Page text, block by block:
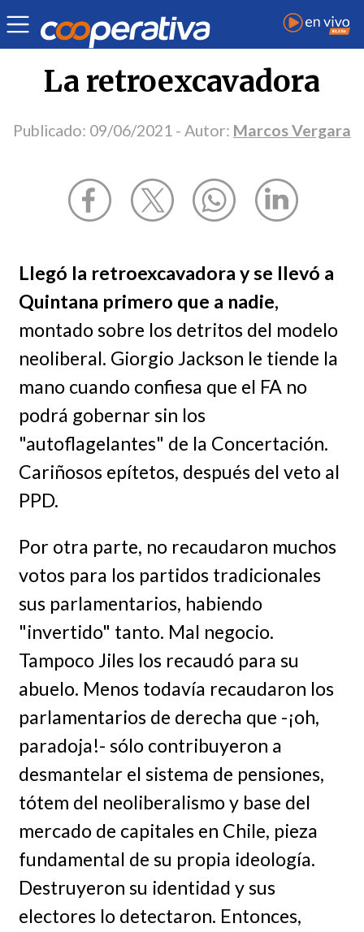
Opinión | Marcos Vergara
La retroexcavadora
Publicado: 09/06/2021 - Autor: Marcos Vergara
Llegó la retroexcavadora y se llevó a
Quintana primero que a nadie,
montado sobre los detritos del modelo
neoliberal. Giorgio Jackson le tiende la
mano cuando confiesa que el FA no
podrá gobernar sin los
"autoflagelantes" de la Concertación.
Cariñosos epítetos, después del veto al
PPD.
Por otra parte, no recaudaron muchos
votos para los partidos tradicionales
sus parlamentarios, habiendo
"invertido" tanto. Mal negocio.
Tampoco Jiles los recaudó para su
abuelo. Menos todavía recaudaron los
parlamentarios de derecha que -¡oh,
paradoja!- sólo contribuyeron a
desmantelar el sistema de pensiones,
tótem del neoliberalismo y base del
mercado de capitales en Chile, pieza
fundamental de su propia ideología.
Destruyeron su identidad y sus
electores lo detectaron. Entonces,